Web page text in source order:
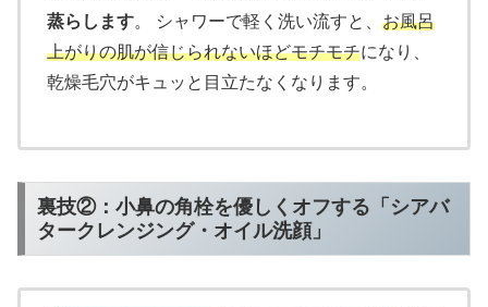
蒸らします。 シャワーで軽く洗い流すと、 お風呂
上がりの肌が信じられないほどモチモチになり、
乾燥毛穴がキュッと目立たなくなります。
裏技②：小鼻の角栓を優しくオフする「シアバ
タークレンジング・オイル洗顔」